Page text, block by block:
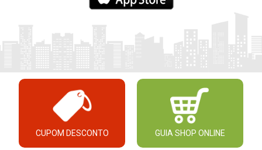
CUPOM DESCONTO GUIA SHOP ONLINE